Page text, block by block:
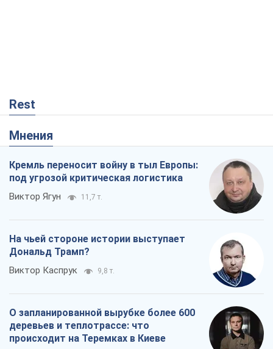
Rest
Мнения
Кремль переносит войну в тыл Европы:
под угрозой критическая логистика
Виктор Ягун 11,7 т.
На чьей стороне истории выступает
Дональд Трамп?
Виктор Каспрук 9,8 т.
О запланированной вырубке более 600
деревьев и теплотрассе: что
происходит на Теремках в Киеве